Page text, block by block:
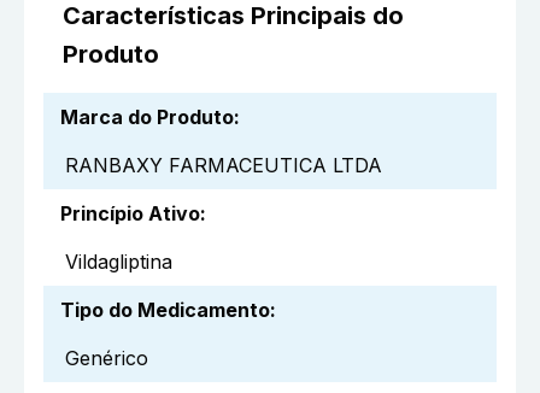
Características Principais do
Produto
Marca do Produto:
RANBAXY FARMACEUTICA LTDA
Princípio Ativo:
Vildagliptina
Tipo do Medicamento:
Genérico